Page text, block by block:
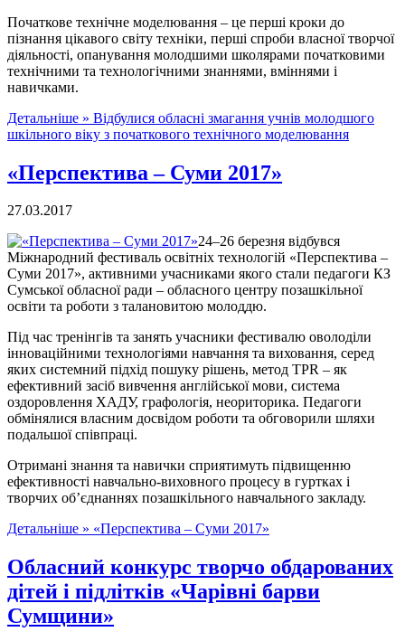
Початкове технічне моделювання – це перші кроки до
пізнання цікавого світу техніки, перші спроби власної творчої
діяльності, опанування молодшими школярами початковими
технічними та технологічними знаннями, вміннями і
навичками.
Детальніше » Відбулися обласні змагання учнів молодшого
шкільного віку з початкового технічного моделювання
«Перспектива – Суми 2017»
27.03.2017
24–26 березня відбувся
Міжнародний фестиваль освітніх технологій «Перспектива –
Суми 2017», активними учасниками якого стали педагоги КЗ
Сумської обласної ради – обласного центру позашкільної
освіти та роботи з талановитою молоддю.
Під час тренінгів та занять учасники фестивалю оволоділи
інноваційними технологіями навчання та виховання, серед
яких системний підхід пошуку рішень, метод ТРR – як
ефективний засіб вивчення англійської мови, система
оздоровлення ХАДУ, графологія, неориторика. Педагоги
обмінялися власним досвідом роботи та обговорили шляхи
подальшої співпраці.
Отримані знання та навички сприятимуть підвищенню
ефективності навчально-виховного процесу в гуртках і
творчих об’єднаннях позашкільного навчального закладу.
Детальніше » «Перспектива – Суми 2017»
Обласний конкурс творчо обдарованих
дітей і підлітків «Чарівні барви
Сумщини»